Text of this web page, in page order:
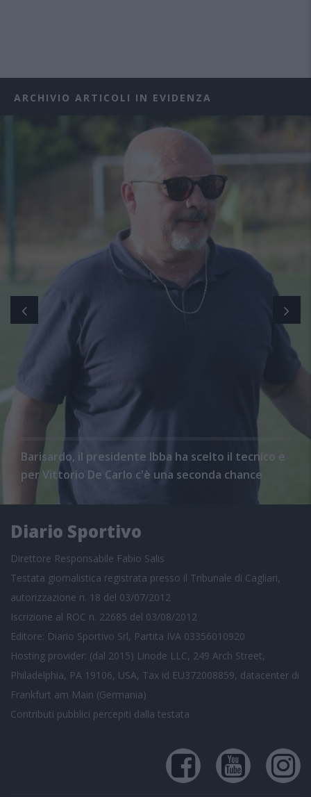
ARCHIVIO ARTICOLI IN EVIDENZA
Barisardo, il presidente Ibba ha scelto il tecnico e
per Vittorio De Carlo c'è una seconda chance
Diario Sportivo
Direttore Responsabile Fabio Salis
Testata giornalistica registrata presso il Tribunale di Cagliari,
autorizzazione n. 18 del 03/07/2012
Iscrizione al ROC n. 22685 del 03/08/2012
Editore: Diario Sportivo Srl, Partita IVA 03356010920
Hosting provider: (dal 2015) Linode LLC, 249 Arch Street,
Philadelphia, PA 19106, USA, Tax id EU372008859, datacenter di
Frankfurt am Main (Germania)
Contributi pubblici percepiti dalla testata